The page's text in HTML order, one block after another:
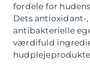
fordele for
Dets
antibakterielle
værdifuld